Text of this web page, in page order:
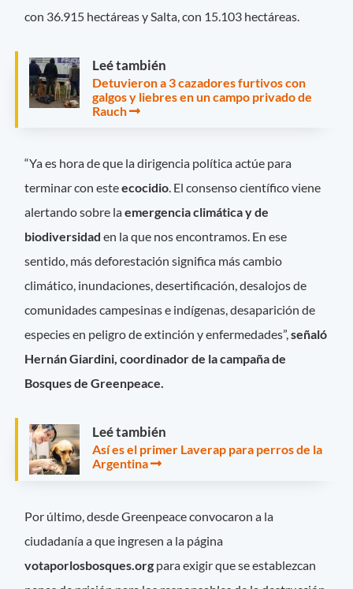
con 36.915 hectáreas y Salta, con 15.103 hectáreas.
Leé también
Detuvieron a 3 cazadores furtivos con
galgos y liebres en un campo privado de
Rauch
“Ya es hora de que la dirigencia política actúe para
terminar con esteecocidio. El consenso científico viene
alertando sobre laemergencia climática y de
biodiversidaden la que nos encontramos. En ese
sentido, más deforestación significa más cambio
climático, inundaciones, desertificación, desalojos de
comunidades campesinas e indígenas, desaparición de
especies en peligro de extinción y enfermedades”,señaló
Hernán Giardini, coordinador de la campaña de
Bosques de Greenpeace.
Leé también
Así es el primer Laverap para perros de la
Argentina
Por último, desde Greenpeace convocaron a la
ciudadanía a que ingresen a la página
votaporlosbosques.org para exigir que se establezcan